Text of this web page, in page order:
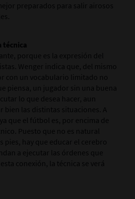
preparados para salir airosos
técnica
porque es la expresión del
Wenger indica que, del mismo
con un vocabulario limitado no
piensa, un jugador sin una buena
lo que desea hacer, aun
bien las distintas situaciones. A
que el fútbol es, por encima de
Puesto que no es natural
pies, hay que educar el cerebro
a ejecutar las órdenes que
conexión, la técnica se verá